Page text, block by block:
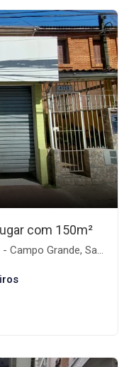
com 150m²
Grande, Santos-SP